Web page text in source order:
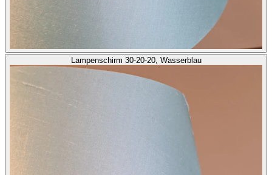
Lampenschirm 30-20-20, Wasserblau